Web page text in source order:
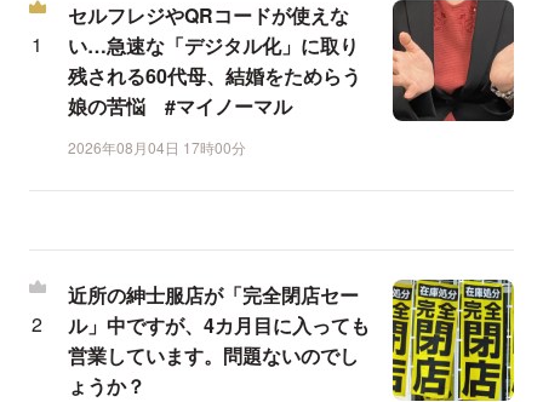
セルフレジやQRコードが使えな
い…急速な「デジタル化」に取り
残される60代母、結婚をためらう
娘の苦悩 #マイノーマル
2026年08月04日 17時00分
近所の紳士服店が「完全閉店セー
ル」中ですが、4カ月目に入っても
営業しています。問題ないのでし
ょうか？